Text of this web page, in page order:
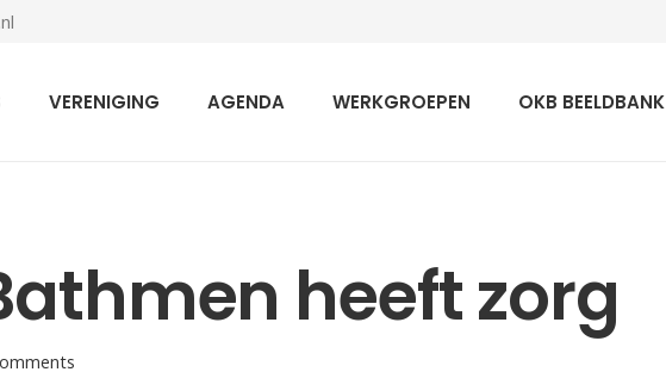
VERENIGING AGENDA WERKGROEPEN OKB BEELDBANK
heeft zorg